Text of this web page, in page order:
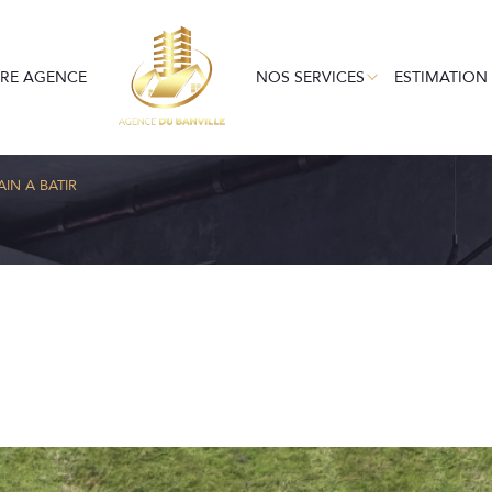
LOCATION
AGENCE NOS SERVICES
GESTION
ESTIMATION
Voir les1annonces
A BATIR